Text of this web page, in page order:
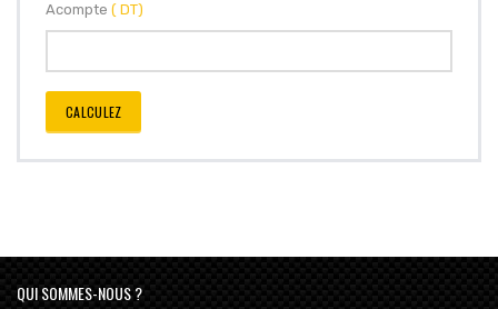
Acompte ( DT)
CALCULEZ
QUI SOMMES-NOUS ?